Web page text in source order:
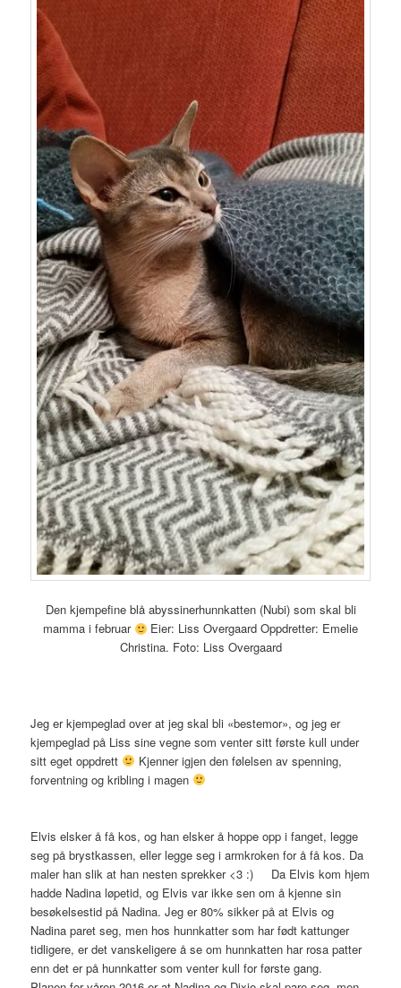
Den kjempefine blå abyssinerhunnkatten (Nubi) som skal bli
mamma i februar
Eier: Liss Overgaard Oppdretter: Emelie
Christina. Foto: Liss Overgaard
Jeg er kjempeglad over at jeg skal bli «bestemor», og jeg er
kjempeglad på Liss sine vegne som venter sitt første kull under
sitt eget oppdrett
Kjenner igjen den følelsen av spenning,
forventning og kribling i magen
Elvis elsker å få kos, og han elsker å hoppe opp i fanget, legge
seg på brystkassen, eller legge seg i armkroken for å få kos. Da
maler han slik at han nesten sprekker <3 :) Da Elvis kom hjem
hadde Nadina løpetid, og Elvis var ikke sen om å kjenne sin
besøkelsestid på Nadina. Jeg er 80% sikker på at Elvis og
Nadina paret seg, men hos hunnkatter som har født kattunger
tidligere, er det vanskeligere å se om hunnkatten har rosa patter
enn det er på hunnkatter som venter kull for første gang.